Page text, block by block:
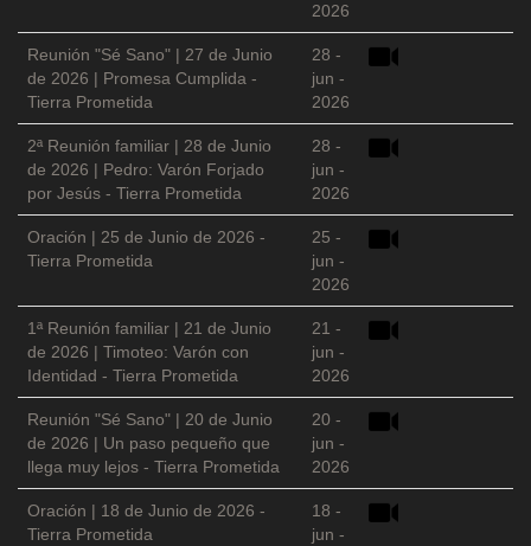
2026
Reunión "Sé Sano" | 27 de Junio
de 2026 | Promesa Cumplida -
Tierra Prometida
28 -
jun -
2026
2ª Reunión familiar | 28 de Junio
de 2026 | Pedro: Varón Forjado
por Jesús - Tierra Prometida
28 -
jun -
2026
Oración | 25 de Junio de 2026 -
Tierra Prometida
25 -
jun -
2026
1ª Reunión familiar | 21 de Junio
de 2026 | Timoteo: Varón con
Identidad - Tierra Prometida
21 -
jun -
2026
Reunión "Sé Sano" | 20 de Junio
de 2026 | Un paso pequeño que
llega muy lejos - Tierra Prometida
20 -
jun -
2026
Oración | 18 de Junio de 2026 -
Tierra Prometida
18 -
jun -